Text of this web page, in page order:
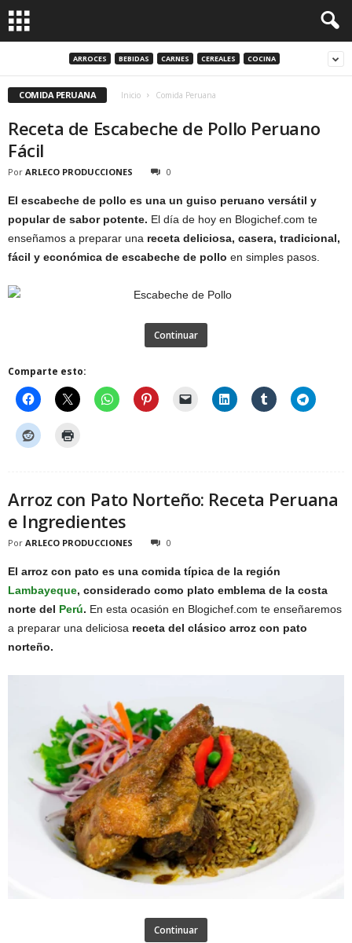
ARROCES BEBIDAS CARNES CEREALES COCINA
COMIDA PERUANA Inicio Comida Peruana
Receta de Escabeche de Pollo Peruano
Fácil
Por ARLECO PRODUCCIONES 0
El escabeche de pollo es una un guiso peruano versátil y
popular de sabor potente. El día de hoy en Blogichef.com te
enseñamos a preparar una receta deliciosa, casera, tradicional,
fácil y económica de escabeche de pollo en simples pasos.
Continuar
Comparte esto:
Arroz con Pato Norteño: Receta Peruana
e Ingredientes
Por ARLECO PRODUCCIONES 0
El arroz con pato es una comida típica de la región
Lambayeque, considerado como plato emblema de la costa
norte del Perú. En esta ocasión en Blogichef.com te enseñaremos
a preparar una deliciosa receta del clásico arroz con pato
norteño.
Continuar